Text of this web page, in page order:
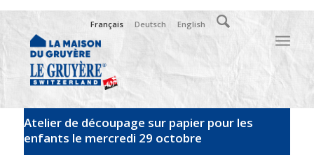
Français Deutsch English
Atelier de découpage sur papier pour les
enfants le mercredi 29 octobre